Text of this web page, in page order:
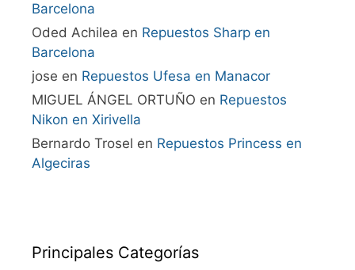
Barcelona
Oded Achilea en Repuestos Sharp en
Barcelona
jose en Repuestos Ufesa en Manacor
MIGUEL ÁNGEL ORTUÑO en Repuestos
Nikon en Xirivella
Bernardo Trosel en Repuestos Princess en
Algeciras
Principales Categorías